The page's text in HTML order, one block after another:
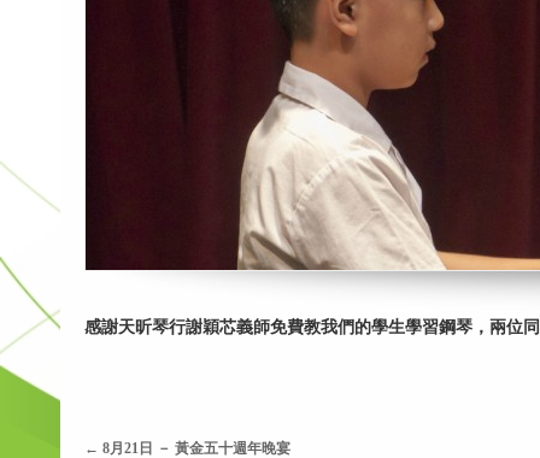
感謝天昕琴行謝穎芯義師免費教我們的學生學習鋼琴，兩位
← 8月21日 － 黃金五十週年晚宴